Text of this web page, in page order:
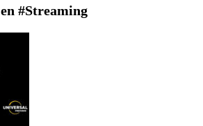
#Streaming